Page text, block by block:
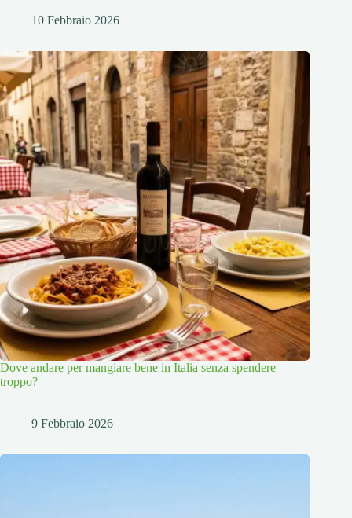
10 Febbraio 2026
Dove andare per mangiare bene in Italia senza spendere
troppo?
9 Febbraio 2026